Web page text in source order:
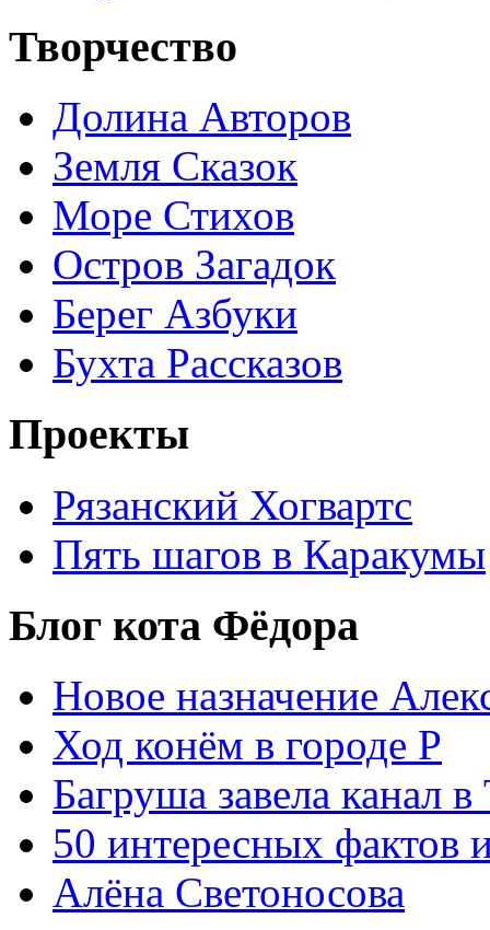
Творчество
Долина Авторов
Земля Сказок
Море Стихов
Остров Загадок
Берег Азбуки
Бухта Рассказов
Проекты
Рязанский Хогвартс
Пять шагов в Каракумы
Блог кота Фёдора
Новое назначение
Ход конём в городе Р
Багруша завела канал в
50 интересных фактов
Алёна Светоносова